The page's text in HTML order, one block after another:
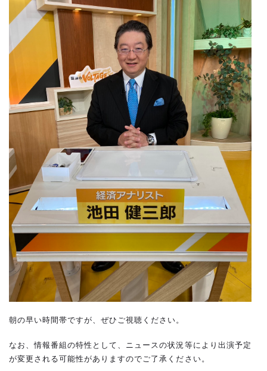
朝の早い時間帯ですが、ぜひご視聴ください。
なお、情報番組の特性として、ニュースの状況等により出演予定
が変更される可能性がありますのでご了承ください。